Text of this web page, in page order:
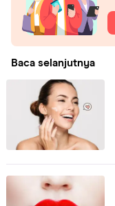
Baca selanjutnya